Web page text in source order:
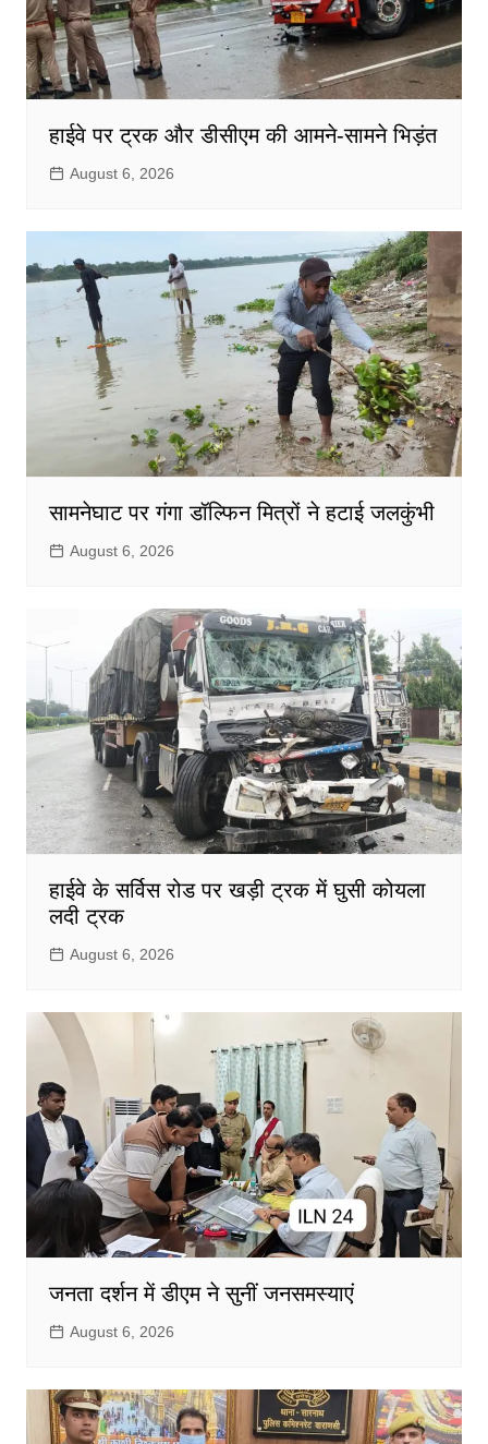
हाईवे पर ट्रक और डीसीएम की आमने-सामने भिड़ंत
August 6, 2026
सामनेघाट पर गंगा डॉल्फिन मित्रों ने हटाई जलकुंभी
August 6, 2026
हाईवे के सर्विस रोड पर खड़ी ट्रक में घुसी कोयला
लदी ट्रक
August 6, 2026
जनता दर्शन में डीएम ने सुनीं जनसमस्याएं
August 6, 2026